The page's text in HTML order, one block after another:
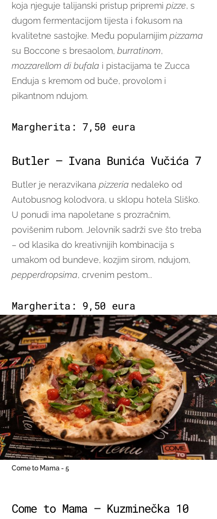
koja njeguje talijanski pristup pripremi pizze, s
dugom fermentacijom tijesta i fokusom na
kvalitetne sastojke. Među popularnijim pizzama
su Boccone s bresaolom, burratinom,
mozzarellom di bufala i pistacijama te Zucca
Enduja s kremom od buče, provolom i
pikantnom ndujom.
Margherita: 7,50 eura
Butler – Ivana Bunića Vučića 7
Butler je nerazvikana pizzeria nedaleko od
Autobusnog kolodvora, u sklopu hotela Sliško.
U ponudi ima napoletane s prozračnim,
povišenim rubom. Jelovnik sadrži sve što treba
– od klasika do kreativnijih kombinacija s
umakom od bundeve, kozjim sirom, ndujom,
pepperdropsima, crvenim pestom...
Margherita: 9,50 eura
Come to Mama - 5
Come to Mama – Kuzminečka 10